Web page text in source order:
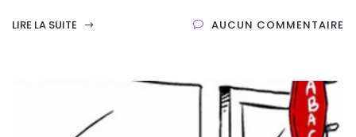
LIRE LA SUITE AUCUN COMMENTAIRE